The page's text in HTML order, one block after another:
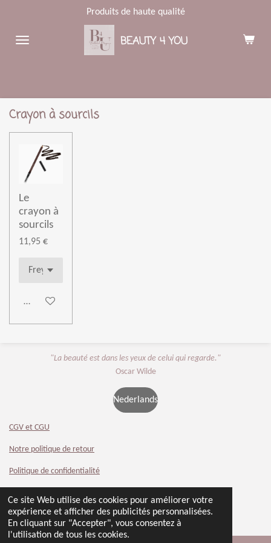
Ce site Web utilise des cookies pour améliorer votre
expérience et afficher des publicités personnalisées.
En cliquant sur "Accepter", vous consentez à
l'utilisation de tous les cookies.
contenu
BEAUTY 4 YOU
Produits de haute qualité
Crayon à sourcils
Le
crayon à
sourcils
11,95 €
Ajouter au panier
"La beauté est dans les yeux de celui qui regarde."
Oscar Wilde
Nederlands
CGV et CGU
Notre politique de retour
Politique de confidentialité
© 2024 - 2026 Beauty 4 You
Propulsé parWebador